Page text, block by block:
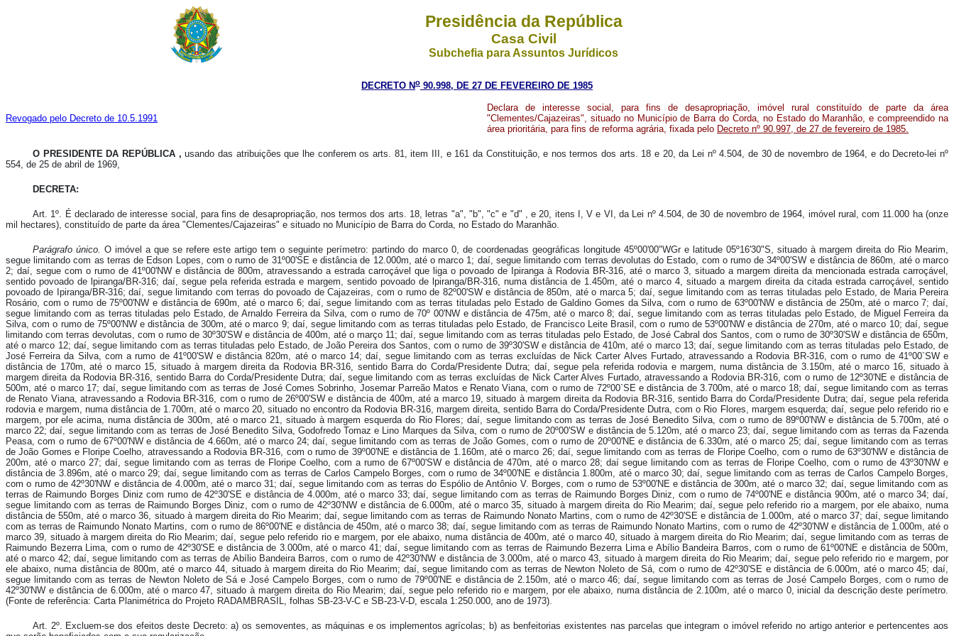
Presidência da República
Casa Civil
Subchefia para Assuntos Jurídicos
DECRETO No 90.998, DE 27 DE FEVEREIRO DE 1985
Revogado pelo Decreto de 10.5.1991
Declara de interesse social, para fins de desapropriação, imóvel rural constituído de parte da área
"Clementes/Cajazeiras", situado no Município de Barra do Corda, no Estado do Maranhão, e compreendido na
área prioritária, para fins de reforma agrária, fixada pelo Decreto nº 90.997, de 27 de fevereiro de 1985.
O PRESIDENTE DA REPÚBLICA , usando das atribuições que lhe conferem os arts. 81, item III, e 161 da Constituição, e nos termos dos arts. 18 e 20, da Lei nº 4.504, de 30 de novembro de 1964, e do Decreto-lei nº
554, de 25 de abril de 1969,
DECRETA:
Art. 1º. É declarado de interesse social, para fins de desapropriação, nos termos dos arts. 18, letras "a", "b", "c" e "d" , e 20, itens I, V e VI, da Lei nº 4.504, de 30 de novembro de 1964, imóvel rural, com 11.000 ha (onze
mil hectares), constituído de parte da área "Clementes/Cajazeiras" e situado no Município de Barra do Corda, no Estado do Maranhão.
Parágrafo único.O imóvel a que se refere este artigo tem o seguinte perímetro: partindo do marco 0, de coordenadas geográficas longitude 45º00'00"WGr e latitude 05º16'30"S, situado à margem direita do Rio Mearim,
segue limitando com as terras de Edson Lopes, com o rumo de 31º00'SE e distância de 12.000m, até o marco 1; daí, segue limitando com terras devolutas do Estado, com o rumo de 34º00'SW e distância de 860m, até o marco
2; daí, segue com o rumo de 41º00'NW e distância de 800m, atravessando a estrada carroçável que liga o povoado de Ipiranga à Rodovia BR-316, até o marco 3, situado a margem direita da mencionada estrada carroçável,
sentido povoado de lpiranga/BR-316; daí, segue pela referida estrada e margem, sentido povoado de lpiranga/BR-316, numa distância de 1.450m, até o marco 4, situado a margem direita da citada estrada carroçável, sentido
povoado de Ipiranga/BR-316; daí, segue limitando com terras do povoado de Cajazeiras, com o rumo de 82º00'SW e distância de 850m, até o marca 5; daí, segue limitando com as terras tituladas pelo Estado, de Maria Pereira
Rosário, com o rumo de 75º00'NW e distância de 690m, até o marco 6; daí, segue limitando com as terras tituladas pelo Estado de Galdino Gomes da Silva, com o rumo de 63º00'NW e distância de 250m, até o marco 7; daí,
segue limitando com as terras tituladas pelo Estado, de Arnaldo Ferreira da Silva, com o rumo de 70º 00'NW e distância de 475m, até o marco 8; daí, segue limitando com as terras tituladas pelo Estado, de Miguel Ferreira da
Silva, com o rumo de 75º00'NW e distância de 300m, até o marco 9; daí, segue limitando com as terras tituladas pelo Estado, de Francisco Leite Brasil, com o rumo de 53º00'NW e distância de 270m, até o marco 10; daí, segue
limitando com terras devolutas, com o rumo de 30º30'SW e distância de 400m, até o março 11; daí, segue limitando com as terras tituladas pelo Estado, de José Cabral dos Santos, com o rumo de 30º30'SW e distância de 650m,
até o marco 12; daí, segue limitando com as terras tituladas pelo Estado, de João Pereira dos Santos, com o rumo de 39º30'SW e distância de 410m, até o marco 13; daí, segue limitando com as terras tituladas pelo Estado, de
José Ferreira da Silva, com a rumo de 41º00'SW e distância 820m, até o marco 14; daí, segue limitando com as terras excluídas de Nick Carter Alves Furtado, atravessando a Rodovia BR-316, com o rumo de 41º00`SW e
distância de 170m, até o marco 15, situado à margem direita da Rodovia BR-316, sentido Barra do Corda/Presidente Dutra; daí, segue pela referida rodovia e margem, numa distância de 3.150m, até o marco 16, situado à
margem direita da Rodovia BR-316, sentido Barra do Corda/Presidente Dutra; daí, segue limitando com as terras excluídas de Nick Carter Alves Furtado, atravessando a Rodovia BR-316, com o rumo de 12º30'NE e distância de
500m, até o marco 17; daí, segue limitando com as terras de José Comes Sobrinho, Josemar Parreão Matos e Renato Viana, com o rumo de 72º00`SE e distância de 3.700m, até o marco 18; daí, segue limitando com as terras
de Renato Viana, atravessando a Rodovia BR-316, com o rumo de 26º00'SW e distância de 400m, até a marco 19, situado à margem direita da Rodovia BR-316, sentido Barra do Corda/Presidente Dutra; daí, segue pela referida
rodovia e margem, numa distância de 1.700m, até o marco 20, situado no encontro da Rodovia BR-316, margem direita, sentido Barra do Corda/Presidente Dutra, com o Rio Flores, margem esquerda; daí, segue pelo referido rio e
margem, por ele acima, numa distância de 300m, até o marco 21, situado à margem esquerda do Rio Flores; daí, segue limitando com as terras de José Benedito Silva, com o rumo de 89º00'NW e distância de 5.700m, até o
marco 22; daí, segue limitando com as terras de José Benedito Silva, Godofredo Tomaz e Lino Marques da Silva, com o rumo de 20º00'SW e distância de 5.120m, até o marco 23; daí, segue limitando com as terras da Fazenda
Peasa, com o rumo de 67º00'NW e distância de 4.660m, até o marco 24; daí, segue limitando com as terras de João Gomes, com o rumo de 20º00'NE e distância de 6.330m, até o marco 25; daí, segue limitando com as terras
de João Gomes e Floripe Coelho, atravessando a Rodovia BR-316, com o rumo de 39º00'NE e distância de 1.160m, até o marco 26; daí, segue limitando com as terras de Floripe Coelho, com o rumo de 63º30'NW e distância de
200m, até o marco 27; daí, segue limitando com as terras de Floripe Coelho, com a rumo de 67º00'SW e distância de 470m, até o marco 28; daí segue limitando com as terras de Floripe Coelho, com o rumo de 43º30'NW e
distância de 3.896m, até o marco 29; daí, segue limitando com as terras de Carlos Campelo Borges, com o rumo de 34º00'NE e distância 1.800m, até o marco 30; daí, segue limitando com as terras de Carlos Campelo Borges,
com o rumo de 42º30'NW e distância de 4.000m, até o marco 31; daí, segue limitando com as terras do Espólio de Antônio V. Borges, com o rumo de 53º00'NE e distância de 300m, até o marco 32; daí, segue limitando com as
terras de Raimundo Borges Diniz com rumo de 42º30'SE e distância de 4.000m, até o marco 33; daí, segue limitando com as terras de Raimundo Borges Diniz, com o rumo de 74º00'NE e distância 900m, até o marco 34; daí,
segue limitando com as terras de Raimundo Borges Diniz, com o rumo de 42º30'NW e distância de 6.000m, até o marco 35, situado à margem direita do Rio Mearim; daí, segue pelo referido rio a margem, por ele abaixo, numa
distância de 550m, até o marco 36, situado à margem direita do Rio Mearim; daí, segue limitando com as terras de Raimundo Nonato Martins, com o rumo de 42º30'SE e distância de 1.000m, até o marco 37; daí, segue limitando
com as terras de Raimundo Nonato Martins, com o rumo de 86º00'NE e distância de 450m, até o marco 38; daí, segue limitando com as terras de Raimundo Nonato Martins, com o rumo de 42º30'NW e distância de 1.000m, até o
marco 39, situado à margem direita do Rio Mearim; daí, segue pelo referido rio e margem, por ele abaixo, numa distância de 400m, até o marco 40, situado à margem direita do Rio Mearim; daí, segue limitando com as terras de
Raimundo Bezerra Lima, com o rumo de 42º30'SE e distância de 3.000m, até o marco 41; daí, segue limitando com as terras de Raimundo Bezerra Lima e Abílio Bandeira Barros, com o rumo de 61º00'NE e distância de 500m,
até o marco 42; daí, segue limitando com as terras de Abílio Bandeira Barros, com o rumo de 42º30'NW e distância de 3.000m, até o marco 43, situado à margem direita do Rio Mearim; daí, segue pelo referido rio e margem, por
ele abaixo, numa distância de 800m, até o marco 44, situado à margem direita do Rio Mearim; daí, segue limitando com as terras de Newton Noleto de Sá, com o rumo de 42º30'SE e distância de 6.000m, até o marco 45; daí,
segue limitando com as terras de Newton Noleto de Sá e José Campelo Borges, com o rumo de 79º00'NE e distância de 2.150m, até o marco 46; daí, segue limitando com as terras de José Campelo Borges, com o rumo de
42º30'NW e distância de 6.000m, até o marco 47, situado à margem direita do Rio Mearim; daí, segue pelo referido rio e margem, por ele abaixo, numa distância de 2.100m, até o marco 0, inicial da descrição deste perímetro.
(Fonte de referência: Carta Planimétrica do Projeto RADAMBRASIL, folhas SB-23-V-C e SB-23-V-D, escala 1:250.000, ano de 1973).
Art. 2º. Excluem-se dos efeitos deste Decreto: a) os semoventes, as máquinas e os implementos agrícolas; b) as benfeitorias existentes nas parcelas que integram o imóvel referido no artigo anterior e pertencentes aos